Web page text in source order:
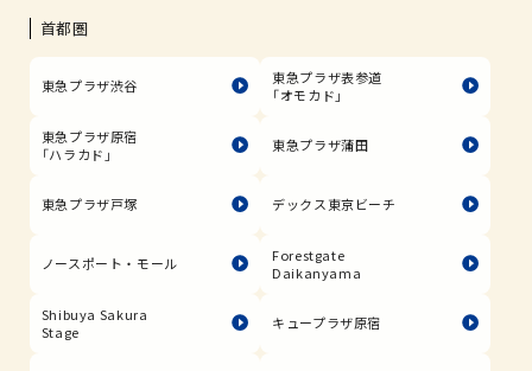
首都圏
東急プラザ渋谷
東急プラザ表参道
「オモカド」
東急プラザ原宿
「ハラカド」
東急プラザ蒲田
東急プラザ戸塚 デックス東京ビーチ
ノースポート・モール
Forestgate
Daikanyama
Shibuya Sakura
Stage
キュープラザ原宿